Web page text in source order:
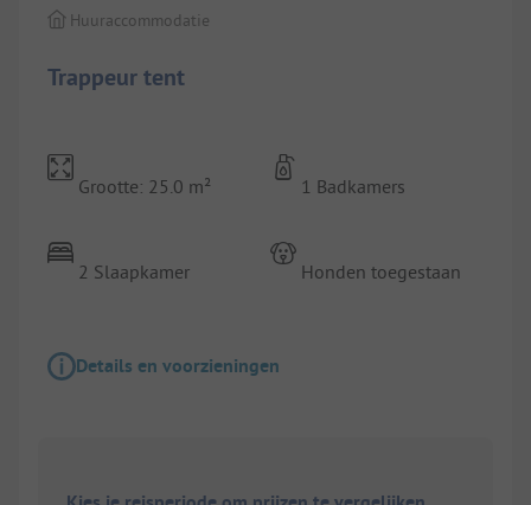
Trappeur tent
Huuraccommodatie
Grootte: 25.0 m²
2 Slaapkamer
1 Badkamers
Honden toegestaan
Details en voorzieningen